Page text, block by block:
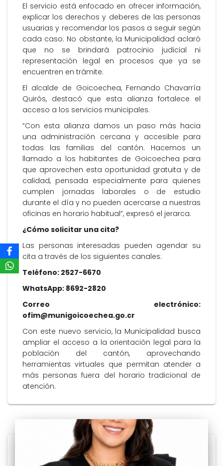
El servicio está enfocado en ofrecer información,
explicar los derechos y deberes de las personas
usuarias y recomendar los pasos a seguir según
cada caso. No obstante, la Municipalidad aclaró
que no se brindará patrocinio judicial ni
representación legal en procesos que ya se
encuentren en trámite.
El alcalde de Goicoechea, Fernando Chavarría
Quirós, destacó que esta alianza fortalece el
acceso a los servicios municipales.
“Con esta alianza damos un paso más hacia
una administración cercana y accesible para
todas las familias del cantón. Hacemos un
llamado a los habitantes de Goicoechea para
que aprovechen esta oportunidad gratuita y de
calidad, pensada especialmente para quienes
cumplen jornadas laborales o de estudio
durante el día y no pueden acercarse a nuestras
oficinas en horario habitual”, expresó el jerarca.
¿Cómo solicitar una cita?
Las personas interesadas pueden agendar su
cita a través de los siguientes canales:
Teléfono: 2527-6670
WhatsApp: 8692-2820
Correo electrónico:
ofim@munigoicoechea.go.cr
Con este nuevo servicio, la Municipalidad busca
ampliar el acceso a la orientación legal para la
población del cantón, aprovechando
herramientas virtuales que permitan atender a
más personas fuera del horario tradicional de
atención.